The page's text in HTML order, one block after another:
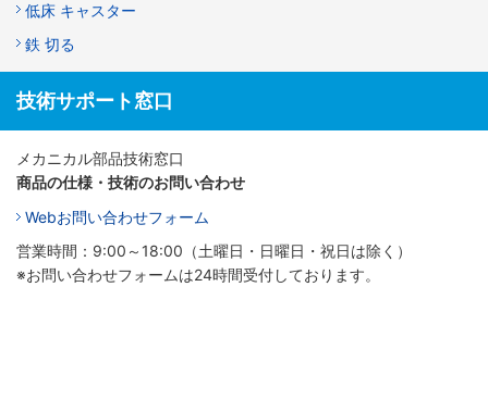
低床 キャスター
鉄 切る
技術サポート窓口
メカニカル部品技術窓口
商品の仕様・技術のお問い合わせ
Webお問い合わせフォーム
営業時間：9:00～18:00（土曜日・日曜日・祝日は除く）
※お問い合わせフォームは24時間受付しております。